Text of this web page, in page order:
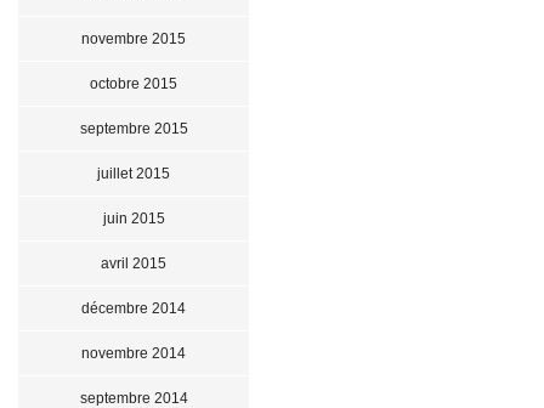
novembre 2015
octobre 2015
septembre 2015
juillet 2015
juin 2015
avril 2015
décembre 2014
novembre 2014
septembre 2014